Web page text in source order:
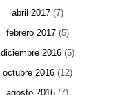
abril 2017(7)
febrero 2017(5)
diciembre 2016(5)
octubre 2016(12)
agosto 2016 (7)